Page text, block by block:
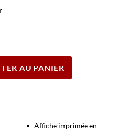
AU PANIER
Affiche imprimée en